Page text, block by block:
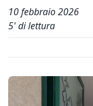
10 febbraio 2026
5' di lettura